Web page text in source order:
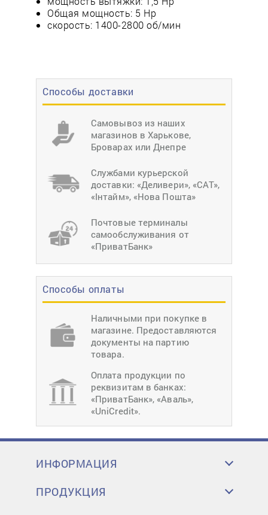
Способы доставки
Самовывоз из наших
магазинов в Харькове,
Броварах или Днепре
Службами курьерской
доставки: «Деливери», «САТ»,
«Інтайм», «Нова Пошта»
Почтовые терминалы
самообслуживания от
«ПриватБанк»
Способы оплаты
Наличными при покупке в
магазине. Предоставляются
документы на партию
товара.
Оплата продукции по
реквизитам в банках:
«ПриватБанк», «Аваль»,
«UniCredit».
Общая мощность: 5 Нр
скорость: 1400-2800 об/мин
ИНФОРМАЦИЯ
ПРОДУКЦИЯ